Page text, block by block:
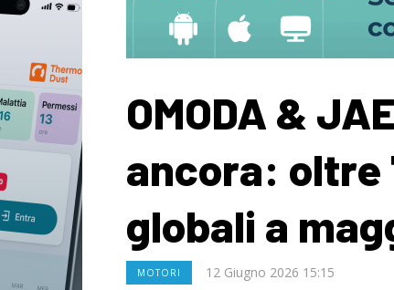
OMODA &
ancora: oltre
globali a
MOTORI 12 Giugno 2026 15:15